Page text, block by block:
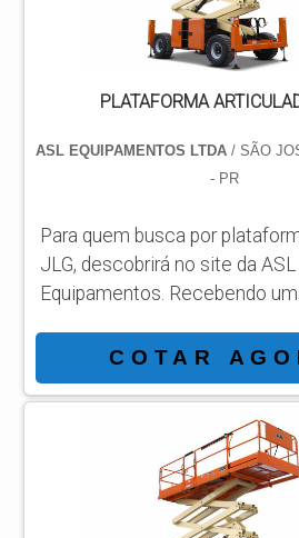
PLATAFORMA
ASL EQUIPAMENTOS LTDA/ SÃO
- PR
Para quem busca por
JLG, descobrirá no site da ASL
Equipamentos. Recebendo
conhecendo a sofisticação,
preço justo em um só lugar. DETALHES
SOBRE PLATAFORMA
Se alguém quer achar
JLG em uma empresa
o site da ASL Equipamentos.
Disponibilizando para os
COTAR